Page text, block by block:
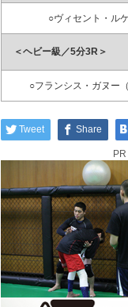
○ヴィセント・ル
＜ヘビー級／5分3R＞
○フランシス・ガヌー
Tweet Share
PR